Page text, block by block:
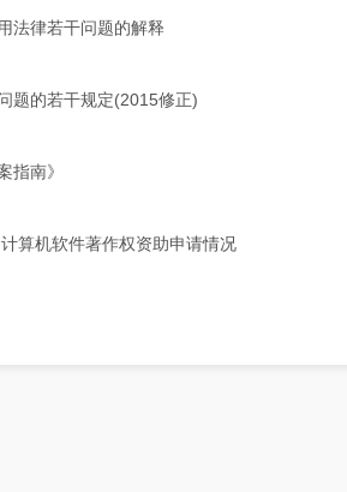
法律若干问题的解释
题的若干规定(2015修正)
指南》
算机软件著作权资助申请情况